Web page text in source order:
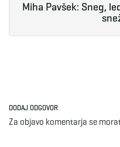
Miha Pavšek: Sneg,
DODAJ ODGOVOR
Za objavo komentarja se